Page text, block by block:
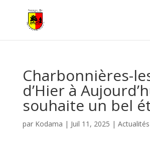
Charbonnières-
d’Hier à
souhaite un bel
par Kodama | Juil 11, 2025 | Actualités